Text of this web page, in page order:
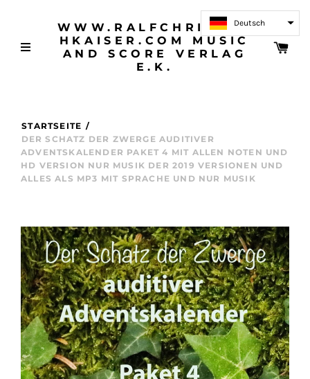
WWW.RALFCHRISTOP
HKAISER.COM MUSIC
AND SCORE VERLAG
E.K.
STARTSEITE /
DER SCHATZ DER ZWERGE AUDITIVER
ADVENTSKALENDER PAKET 4 MIT ALLEN NOTEN UND
HD VERSION NUR MUSIK DER 2019 VERSIONEN UND
ALLES ALS MP3 MIT SPRACHE UND NUR MUSIK
Deutsch